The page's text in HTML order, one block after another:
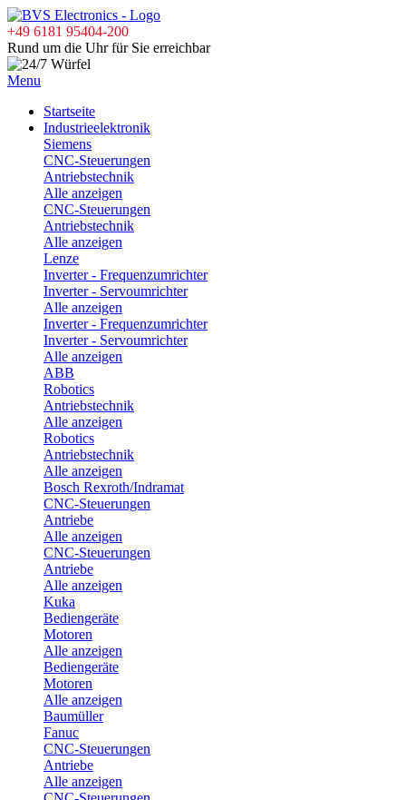
+49 6181 95404-200
Rund um die Uhr für Sie erreichbar
Menu
Startseite
Industrieelektronik
Siemens
CNC-Steuerungen
Antriebstechnik
Alle anzeigen
CNC-Steuerungen
Antriebstechnik
Alle anzeigen
Lenze
Inverter - Frequenzumrichter
Inverter - Servoumrichter
Alle anzeigen
Inverter - Frequenzumrichter
Inverter - Servoumrichter
Alle anzeigen
ABB
Robotics
Antriebstechnik
Alle anzeigen
Robotics
Antriebstechnik
Alle anzeigen
Bosch Rexroth/Indramat
CNC-Steuerungen
Antriebe
Alle anzeigen
CNC-Steuerungen
Antriebe
Alle anzeigen
Kuka
Bediengeräte
Motoren
Alle anzeigen
Bediengeräte
Motoren
Alle anzeigen
Baumüller
Fanuc
CNC-Steuerungen
Antriebe
Alle anzeigen